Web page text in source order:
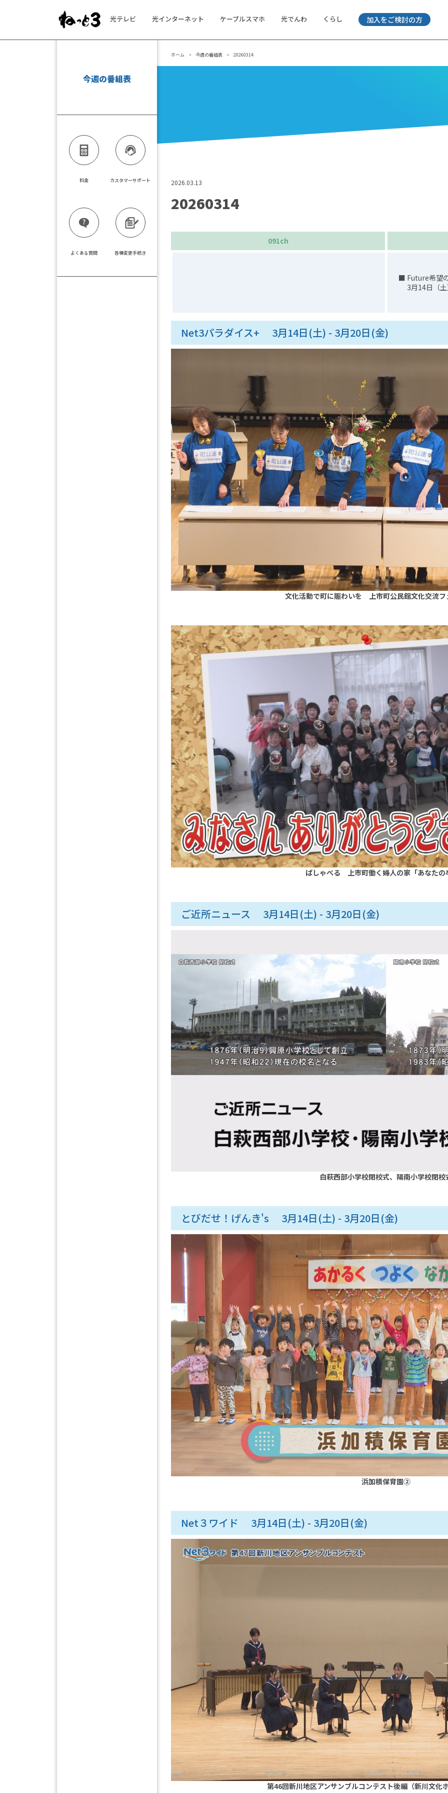
メインナビゲーション
光テレビ 光インターネット ケーブルスマホ 光でんわ くらし 加入をご検討の方
ホーム 今週の番組表 20260314
2026.03.13
20260314
091ch
■ Future希望
3月14日（土
Net3パラダイス+ 3月14日(土) - 3月20日(金)
文化活動で町に賑わいを 上市町公民館文化交流フ
ぱしゃべる 上市町働く婦人の家「あなたの
ご近所ニュース 3月14日(土) - 3月20日(金)
白萩西部小学校閉校式、陽南小学校閉校
とびだせ！げんき's 3月14日(土) - 3月20日(金)
浜加積保育園②
Net３ワイド 3月14日(土) - 3月20日(金)
第46回新川地区アンサンブルコンテスト後編（新川文化
今週の番組表
料金 カスタマーサポート
よくある質問 各種変更手続き